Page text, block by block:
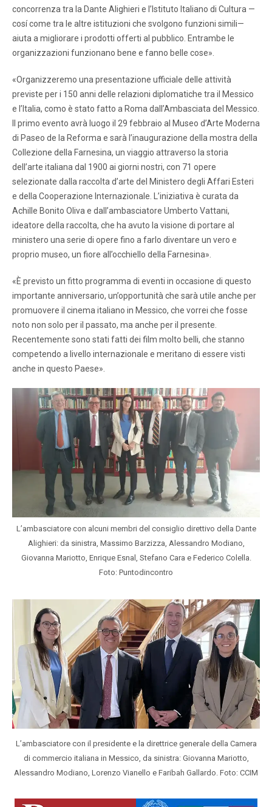
concorrenza tra la Dante Alighieri e l’Istituto Italiano di Cultura —
cosí come tra le altre istituzioni che svolgono funzioni simili—
aiuta a migliorare i prodotti offerti al pubblico. Entrambe le
organizzazioni funzionano bene e fanno belle cose».
«Organizzeremo una presentazione ufficiale delle attività
previste per i 150 anni delle relazioni diplomatiche tra il Messico
e l’Italia, como è stato fatto a Roma dall’Ambasciata del Messico.
Il primo evento avrà luogo il 29 febbraio al Museo d’Arte Moderna
di Paseo de la Reforma e sarà l’inaugurazione della mostra della
Collezione della Farnesina, un viaggio attraverso la storia
dell’arte italiana dal 1900 ai giorni nostri, con 71 opere
selezionate dalla raccolta d’arte del Ministero degli Affari Esteri
e della Cooperazione Internazionale. L’iniziativa è curata da
Achille Bonito Oliva e dall’ambasciatore Umberto Vattani,
ideatore della raccolta, che ha avuto la visione di portare al
ministero una serie di opere fino a farlo diventare un vero e
proprio museo, un fiore all’occhiello della Farnesina».
«È previsto un fitto programma di eventi in occasione di questo
importante anniversario, un’opportunità che sarà utile anche per
promuovere il cinema italiano in Messico, che vorrei che fosse
noto non solo per il passato, ma anche per il presente.
Recentemente sono stati fatti dei film molto belli, che stanno
competendo a livello internazionale e meritano di essere visti
anche in questo Paese».
L’ambasciatore con alcuni membri del consiglio direttivo della Dante
Alighieri: da sinistra, Massimo Barzizza, Alessandro Modiano,
Giovanna Mariotto, Enrique Esnal, Stefano Cara e Federico Colella.
Foto: Puntodincontro
L’ambasciatore con il presidente e la direttrice generale della Camera
di commercio italiana in Messico, da sinistra: Giovanna Mariotto,
Alessandro Modiano, Lorenzo Vianello e Faribah Gallardo. Foto: CCIM